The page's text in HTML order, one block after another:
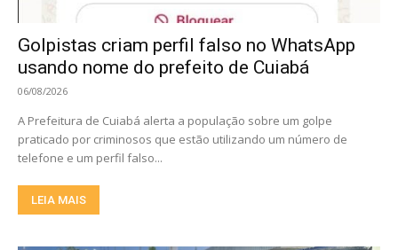
Golpistas criam perfil falso no WhatsApp
usando nome do prefeito de Cuiabá
06/08/2026
A Prefeitura de Cuiabá alerta a população sobre um golpe
praticado por criminosos que estão utilizando um número de
telefone e um perfil falso...
LEIA MAIS